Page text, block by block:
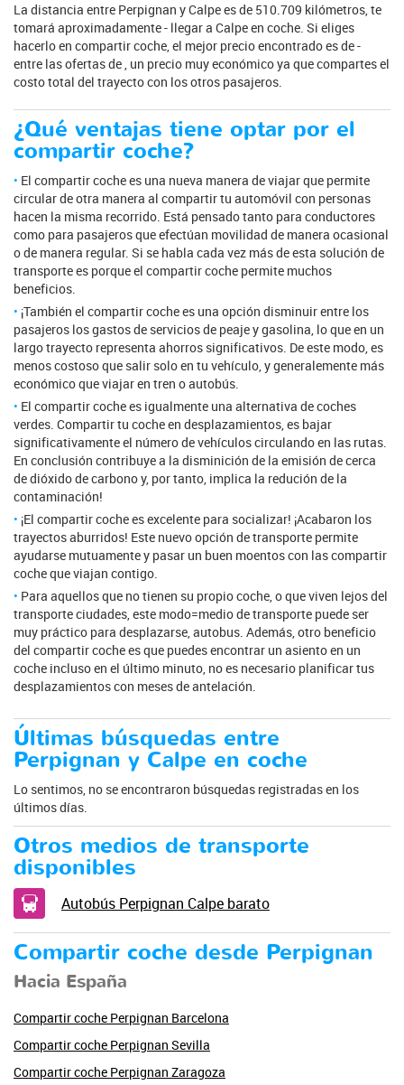
La distancia entre Perpignan y Calpe es de 510.709 kilómetros, te
tomará aproximadamente - llegar a Calpe en coche. Si eliges
hacerlo en compartir coche, el mejor precio encontrado es de -
entre las ofertas de , un precio muy económico ya que compartes el
costo total del trayecto con los otros pasajeros.
¿Qué ventajas tiene optar por el
compartir coche?
El compartir coche es una nueva manera de viajar que permite
circular de otra manera al compartir tu automóvil con personas
hacen la misma recorrido. Está pensado tanto para conductores
como para pasajeros que efectúan movilidad de manera ocasional
o de manera regular. Si se habla cada vez más de esta solución de
transporte es porque el compartir coche permite muchos
beneficios.
¡También el compartir coche es una opción disminuir entre los
pasajeros los gastos de servicios de peaje y gasolina, lo que en un
largo trayecto representa ahorros significativos. De este modo, es
menos costoso que salir solo en tu vehículo, y generalemente más
económico que viajar en tren o autobús.
El compartir coche es igualmente una alternativa de coches
verdes. Compartir tu coche en desplazamientos, es bajar
significativamente el número de vehículos circulando en las rutas.
En conclusión contribuye a la disminición de la emisión de cerca
de dióxido de carbono y, por tanto, implica la redución de la
contaminación!
¡El compartir coche es excelente para socializar! ¡Acabaron los
trayectos aburridos! Este nuevo opción de transporte permite
ayudarse mutuamente y pasar un buen moentos con las compartir
coche que viajan contigo.
Para aquellos que no tienen su propio coche, o que viven lejos del
transporte ciudades, este modo=medio de transporte puede ser
muy práctico para desplazarse, autobus. Además, otro beneficio
del compartir coche es que puedes encontrar un asiento en un
coche incluso en el último minuto, no es necesario planificar tus
desplazamientos con meses de antelación.
Últimas búsquedas entre
Perpignan y Calpe en coche
Lo sentimos, no se encontraron búsquedas registradas en los
últimos días.
Otros medios de transporte
disponibles
Autobús Perpignan Calpe barato
Compartir coche desde Perpignan
Hacia España
Compartir coche Perpignan Barcelona
Compartir coche Perpignan Sevilla
Compartir coche Perpignan Zaragoza